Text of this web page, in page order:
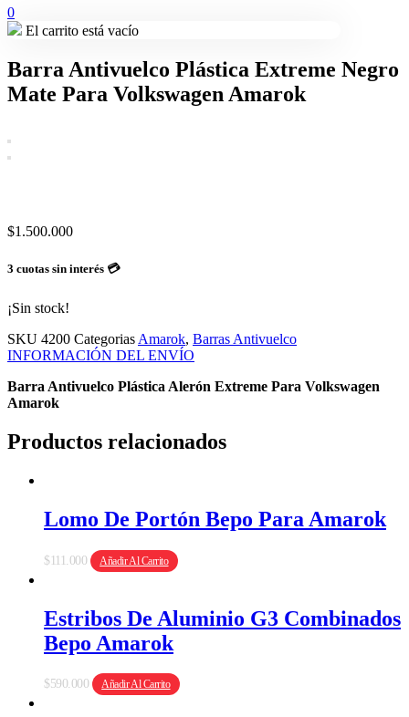
0
El carrito está vacío
Barra Antivuelco Plástica Extreme Negro
Mate Para Volkswagen Amarok
$1.500.000
3 cuotas sin interés 💳
¡Sin stock!
SKU 4200 Categorias Amarok, Barras Antivuelco
INFORMACIÓN DEL ENVÍO
Barra Antivuelco Plástica Alerón Extreme Para Volkswagen
Amarok
Productos relacionados
Lomo De Portón Bepo Para Amarok
$ 111.000 Añadir Al Carrito
Estribos De Aluminio G3 Combinados
Bepo Amarok
$590.000 Añadir Al Carrito